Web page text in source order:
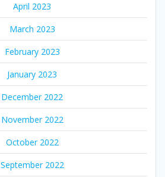
April 2023
March 2023
February 2023
January 2023
December 2022
November 2022
October 2022
September 2022